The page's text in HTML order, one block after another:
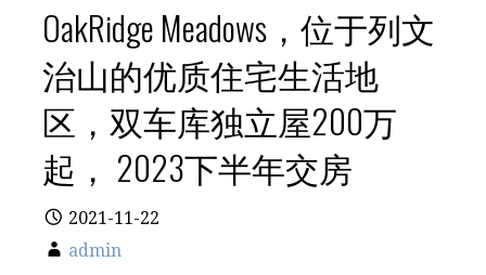
OakRidge Meadows，位于列文
治‬山的优质住宅生活地
区，双车库独立屋200万
起， 2023下半年交房
2021-11-22
admin